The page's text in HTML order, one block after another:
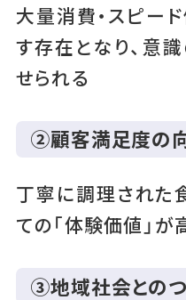
大量消費・スピー
す存在となり、意
せられる
②顧客満足度の
丁寧に調理された
ての「体験価値」が
③地域社会との